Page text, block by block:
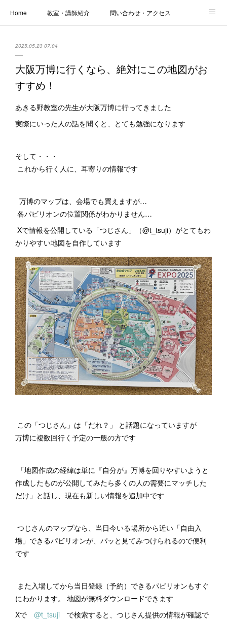
Home 教室・講師紹介 問い合わせ・アクセス
2025.05.23 07:04
大阪万博に行くなら、絶対にこの地図がお
すすめ！
あきる野教室の先生が大阪万博に行ってきました
実際にいった人の話を聞くと、とても勉強になります
そして・・・
これから行く人に、耳寄りの情報です
万博のマップは、会場でも買えますが…
各パビリオンの位置関係がわかりません…
Xで情報を公開している「つじさん」（@t_tsuji）がとてもわ
かりやすい地図を自作しています
この「つじさん」は「だれ？」 と話題になっていますが
万博に複数回行く予定の一般の方です
「地図作成の経緯は単に『自分が』万博を回りやすいようと
作成したものが公開してみたら多くの人の需要にマッチした
だけ」と話し、現在も新しい情報を追加中です
つじさんのマップなら、当日今いる場所から近い「自由入
場」できるパビリオンが、パッと見てみつけられるので便利
です
また入場してから当日登録（予約）できるパビリオンもすぐ
にわかります。 地図が無料ダウンロードできます
Xで @t_tsuji で検索すると、つじさん提供の情報が確認で